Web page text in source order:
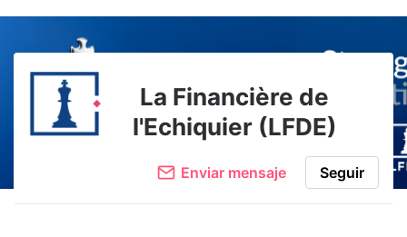
La Financière de
l'Echiquier (LFDE)
Enviar mensaje Seguir